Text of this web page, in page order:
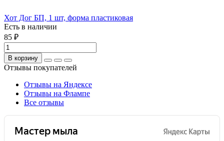
Хот Дог БП, 1 шт, форма пластиковая
Есть в наличии
85 ₽
В корзину
Отзывы покупателей
Отзывы на Яндексе
Отзывы на Флампе
Все отзывы